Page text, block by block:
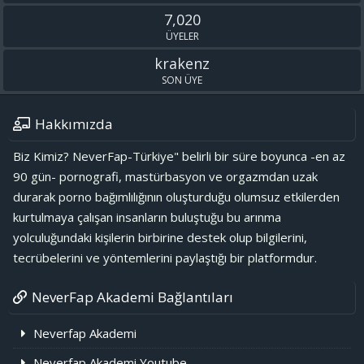
7,020
ÜYELER
krakenz
SON ÜYE
Hakkımızda
Biz Kimiz? NeverFap-Türkiye" belirli bir süre boyunca -en az
90 gün- pornografi, mastürbasyon ve orgazmdan uzak
durarak porno bağımlılığının oluşturduğu olumsuz etkilerden
kurtulmaya çalışan insanların buluştuğu bu arınma
yolculuğundaki kişilerin birbirine destek olup bilgilerini,
tecrübelerini ve yöntemlerini paylaştığı bir platformdur.
NeverFap Akademi Bağlantıları
Neverfap Akademi